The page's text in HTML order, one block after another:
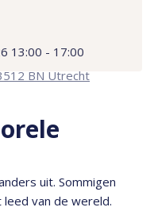
13:00 - 17:00
BN Utrecht
uit. Sommigen
van de wereld.